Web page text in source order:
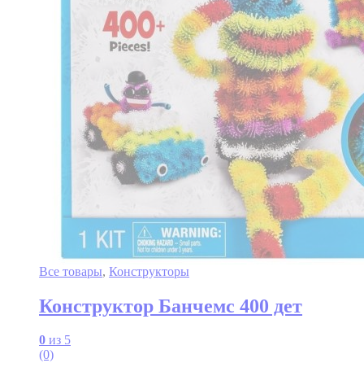
Все товары, Конструкторы
Конструктор Банчемс 400 дет
0 из 5
(0)